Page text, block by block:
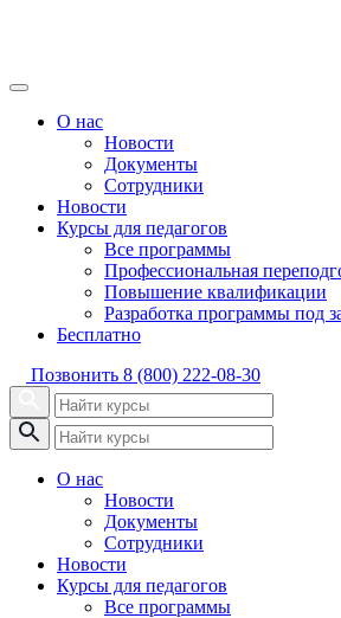
О нас
Новости
Документы
Сотрудники
Новости
Курсы для педагогов
Все программы
Профессиональная
Повышение квалификации
Разработка программы под
Бесплатно
Позвонить 8 (800) 222-08-30
О нас
Новости
Документы
Сотрудники
Новости
Курсы для педагогов
Все программы